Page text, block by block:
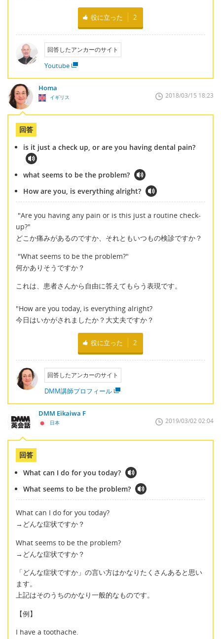
役に立った 2
回答したアンカーのサイト
Youtube
Homa
イギリス 2018/03/15 18:23
回答
is it just a check up, or are you having dental pain?
what seems to be the problem?
How are you, is everything alright?
"Are you having any pain or is this just a routine check-
up?"
どこか痛みがあるのですか、それともいつもの検診ですか？
"What seems to be the problem?"
何かありそうですか？
これは、患者さんから自由に答えてもらう表現です。
"How are you today, is everything alright?
今日はいかがされましたか？大丈夫ですか？
役に立った 2
回答したアンカーのサイト
DMM講師プロフィール
DMM Eikaiwa F
日本 2019/03/02 02:04
回答
What can I do for you today?
What seems to be the problem?
What can I do for you today?
→どんな症状ですか？
What seems to be the problem?
→どんな症状ですか？
「どんな症状ですか」の言い方はかなりたくさんあると思い
ます。
上記はそのうちのかなり一般的なものです。
【例】
I have a toothache.